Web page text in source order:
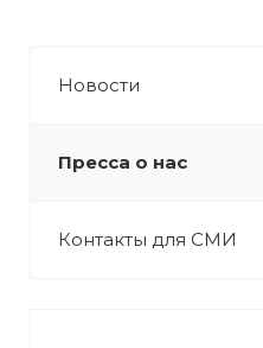
Новости
Пресса о нас
Контакты для СМИ